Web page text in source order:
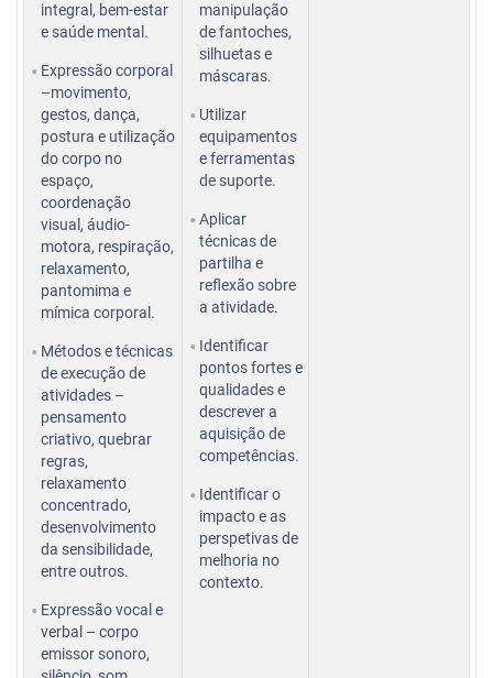
integral, bem-estar
e saúde mental.
Expressão corporal
–movimento,
gestos, dança,
postura e utilização
do corpo no
espaço,
coordenação
visual, áudio-
motora, respiração,
relaxamento,
pantomima e
mímica corporal.
Métodos e técnicas
de execução de
atividades –
pensamento
criativo, quebrar
regras,
relaxamento
concentrado,
desenvolvimento
da sensibilidade,
entre outros.
Expressão vocal e
verbal – corpo
emissor sonoro,
manipulação
de fantoches,
silhuetas e
máscaras.
Utilizar
equipamentos
e ferramentas
de suporte.
Aplicar
técnicas de
partilha e
reflexão sobre
a atividade.
Identificar
pontos fortes e
qualidades e
descrever a
aquisição de
competências.
Identificar o
impacto e as
perspetivas de
melhoria no
contexto.